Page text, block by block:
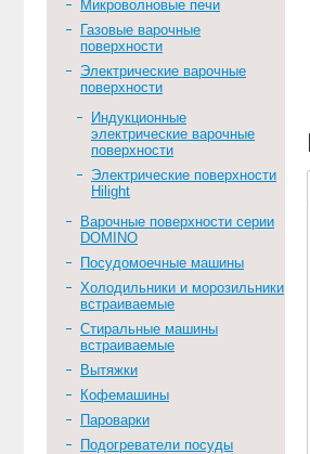
Микроволновые печи
Газовые варочные
поверхности
Электрические варочные
поверхности
Индукционные
электрические варочные
поверхности
Электрические поверхности
Hilight
Варочные поверхности серии
DOMINO
Посудомоечные машины
Холодильники и морозильники
встраиваемые
Стиральные машины
встраиваемые
Вытяжки
Кофемашины
Пароварки
Подогреватели посуды